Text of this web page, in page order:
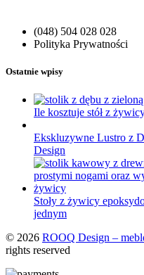
(048) 504 028 028
Polityka Prywatności
Ostatnie wpisy
Ile kosztuje stół z
Ekskluzywne Lustro z
Design
Stoły z żywicy
jednym
© 2026 ROOQ Design –
rights reserved